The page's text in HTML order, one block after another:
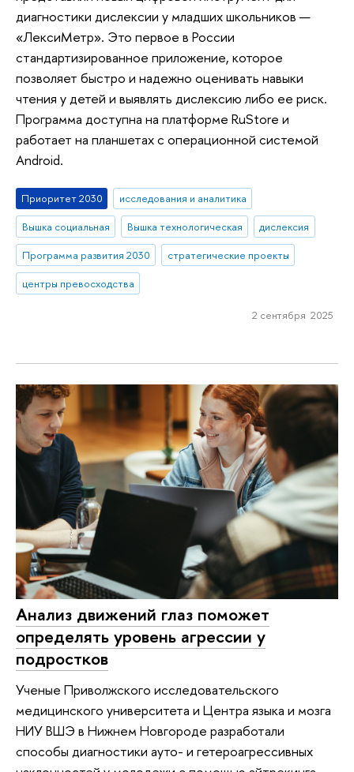
диагностики дислексии у младших школьников —
«ЛексиМетр». Это первое в России
стандартизированное приложение, которое
позволяет быстро и надежно оценивать навыки
чтения у детей и выявлять дислексию либо ее риск.
Программа доступна на платформе RuStore и
работает на планшетах с операционной системой
Android.
Приоритет 2030
исследования и аналитика
Вышка социальная
Вышка технологическая
дислексия
Программа развития 2030
стратегические проекты
центры превосходства
2 сентября 2025
Анализ движений глаз поможет
определять уровень агрессии у
подростков
Ученые Приволжского исследовательского
медицинского университета и Центра языка и мозга
НИУ ВШЭ в Нижнем Новгороде разработали
способы диагностики ауто- и гетероагрессивных